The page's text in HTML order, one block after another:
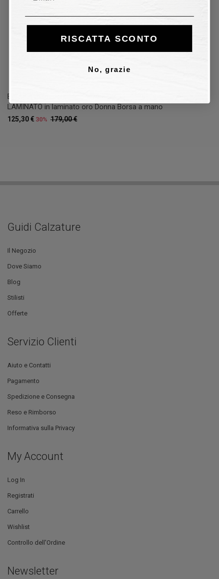
Borsa a mano Rebelle GILDA HOBO S IMPULSE DOLLARO
LAMINATO in laminato oro Donna Borsa a mano
179,00 €
125,30 € 30%
Guidi Calzature
Il Negozio
Dove Siamo
Blog
Stilisti
Offerte
Servizio Clienti
Aiuto e Contatti
Pagamento
Spedizione e Consegna
Reso e Rimborso
Informativa sulla Privacy
My Account
Log In
Registrati
Carrello
Wishlist
Controllo dell'Ordine
Newsletter
RISCATTA SCONTO
No, grazie